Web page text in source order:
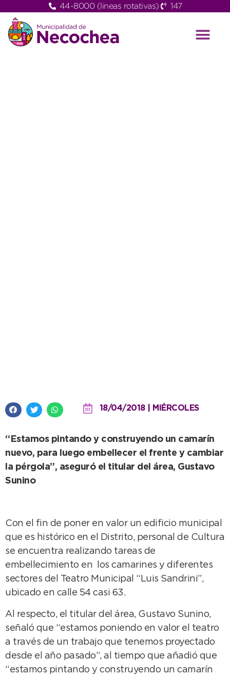
44-8000 (lineas rotativas) 147
18/04/2018 | MIÉRCOLES
“Estamos pintando y construyendo un camarín
nuevo, para luego embellecer el frente y cambiar
la pérgola”, aseguró el titular del área, Gustavo
Sunino
Con el fin de poner en valor un edificio municipal
que es histórico en el Distrito, personal de Cultura
se encuentra realizando tareas de
embellecimiento en los camarines y diferentes
sectores del Teatro Municipal “Luis Sandrini”,
ubicado en calle 54 casi 63.
Al respecto, el titular del área, Gustavo Sunino,
señaló que “estamos poniendo en valor el teatro
a través de un trabajo que tenemos proyectado
desde el año pasado”, al tiempo que añadió que
“estamos pintando y construyendo un camarín